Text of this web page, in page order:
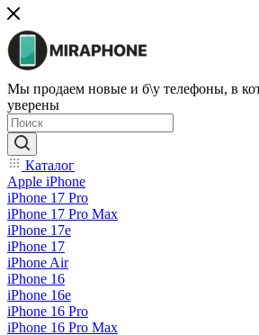
Мы продаем новые и б\у телефоны, в
уверены
Каталог
Apple iPhone
iPhone 17 Pro
iPhone 17 Pro Max
iPhone 17e
iPhone 17
iPhone Air
iPhone 16
iPhone 16e
iPhone 16 Pro
iPhone 16 Pro Max